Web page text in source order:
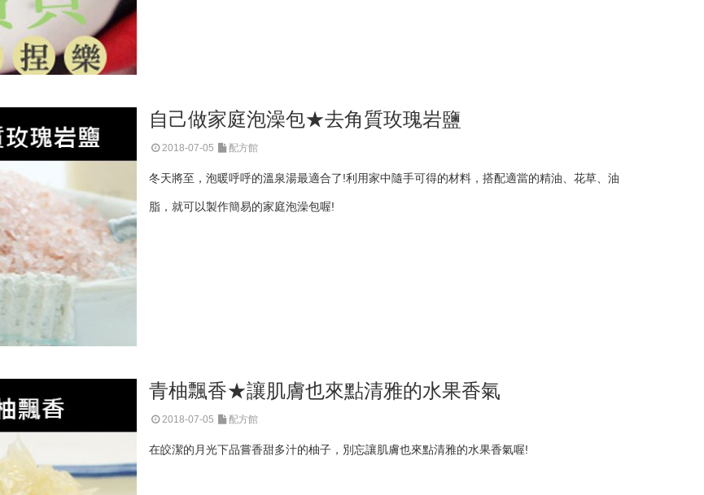
自己做家庭泡澡包★去角質玫瑰岩鹽
2018-07-05 配方館
冬天將至，泡暖呼呼的溫泉湯最適合了!利用家中隨手可得的材料，搭配適當的精油、花草、油
脂，就可以製作簡易的家庭泡澡包喔!
青柚飄香★讓肌膚也來點清雅的水果香氣
2018-07-05 配方館
在皎潔的月光下品嘗香甜多汁的柚子，別忘讓肌膚也來點清雅的水果香氣喔!